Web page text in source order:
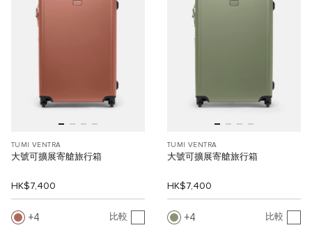
TUMI VENTRA
大號可擴展寄艙旅行箱
HK$7,400
4 比較
TUMI VENTRA
大號可擴展寄艙旅行箱
HK$7,400
4 比較